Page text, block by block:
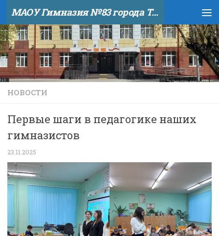
Skip to content МАОУ Гимназия №83 города Тюмени
НОВОСТИ
Первые шаги в педагогике наших
гимназистов
23.11.2025